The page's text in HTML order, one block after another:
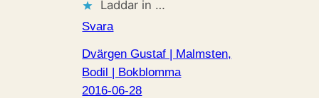
Laddar in …
Svara
Dvärgen Gustaf | Malmsten,
Bodil | Bokblomma
2016-06-28